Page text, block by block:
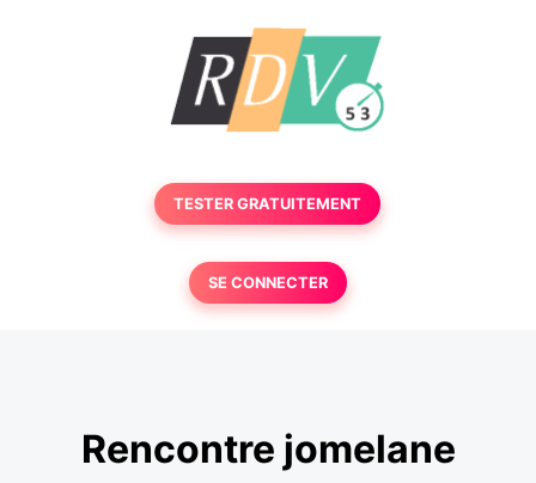
TESTER GRATUITEMENT
SE CONNECTER
Rencontre jomelane